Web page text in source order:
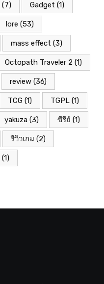
(7) Gadget (1)
lore (53)
mass effect (3)
Octopath Traveler 2 (1)
review (36)
TCG (1) TGPL (1)
yakuza (3) ซีรีย์ (1)
รีวิวเกม (2)
(1)